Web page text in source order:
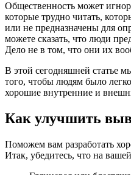
Общественность может
которые трудно читать,
или не предназначены для
можете сказать, что люди
Дело не в том, что они их
В этой сегодняшней статье
того, чтобы людям было
хорошие внутренние и
Как улучшить
Поможем вам разработать
Итак, убедитесь, что на